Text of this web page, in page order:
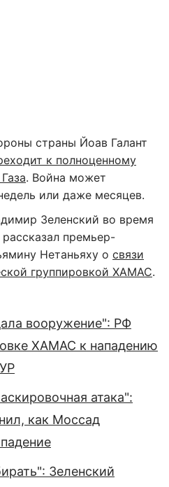
страны Йоав Галант
к полноценному
. Война может
или даже месяцев.
Зеленский во время
премьер-
Нетаньяху о связи
группировкой ХАМАС.
вооружение": РФ
ХАМАС к нападению
атака":
как Моссад
Зеленский